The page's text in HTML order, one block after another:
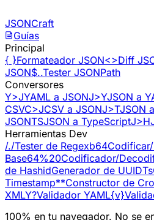
JSONCraft
Guías
Principal
{ }Formateador JSON<>Diff
JSON$..Tester JSONPath
Conversores
Y>JYAML a JSONJ>YJSON a
CSVC>JCSV a JSONJ>TJSON
JSONTSJSON a TypeScriptJ>H
Herramientas Dev
/./Tester de Regexb64
Base64%20Codificador/
de HashidGenerador de UUIDTs
Timestamp**Constructor de
XMLY?Validador YAML{v}
100% en tu navegador. No se